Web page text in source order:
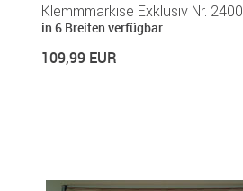
Klemmmarkise Exklusiv Nr. 2400
in 6 Breiten verfügbar
109,99 EUR